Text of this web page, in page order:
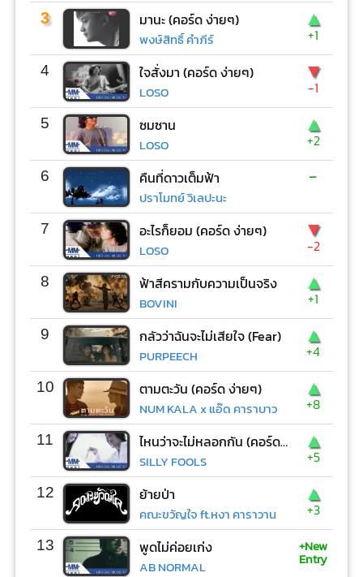
3 มานะ (คอร์ด ง่ายๆ)
พงษ์สิทธิ์ คำภีร์
▲
+1
4 ใจสั่งมา (คอร์ด ง่ายๆ)
LOSO
▼
-1
5 ซมซาน
LOSO
▲
+2
6 คืนที่ดาวเต็มฟ้า
ปราโมทย์ วิเลปะนะ
-
7 อะไรก็ยอม (คอร์ด ง่ายๆ)
LOSO
▼
-2
8 ฟ้าสีครามกับความเป็นจริง
BOVINI
▲
+1
9 กลัวว่าฉันจะไม่เสียใจ (Fear)
PURPEECH
▲
+4
10 ตามตะวัน (คอร์ด ง่ายๆ)
NUM KALA x แอ๊ด คาราบาว
▲
+8
11 ไหนว่าจะไม่หลอกกัน (คอร์ด ง่ายๆ)
SILLY FOOLS
▲
+5
12 ย้ายป่า
คณะขวัญใจ ft.หงา คาราวาน
▲
+3
13 พูดไม่ค่อยเก่ง
AB NORMAL
+New
Entry